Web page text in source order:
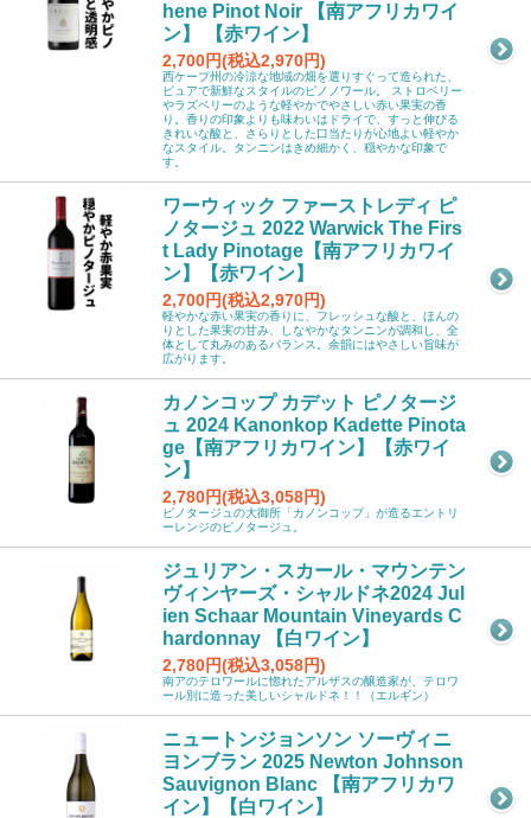
hene Pinot Noir 【南アフリカワイ
ン】 【赤ワイン】
2,700円(税込2,970円)
西ケープ州の冷涼な地域の畑を選りすぐって造られた、
ピュアで新鮮なスタイルのピノノワール。 ストロベリー
やラズベリーのような軽やかでやさしい赤い果実の香
り。香りの印象よりも味わいはドライで、すっと伸びる
きれいな酸と、さらりとした口当たりが心地よい軽やか
なスタイル。タンニンはきめ細かく、穏やかな印象で
す。
ワーウィック ファーストレディ ピ
ノタージュ 2022 Warwick The Firs
t Lady Pinotage【南アフリカワイ
ン】【赤ワイン】
2,700円(税込2,970円)
軽やかな赤い果実の香りに、フレッシュな酸と、ほんの
りとした果実の甘み、しなやかなタンニンが調和し、全
体として丸みのあるバランス。余韻にはやさしい旨味が
広がります。
カノンコップ カデット ピノタージ
ュ 2024 Kanonkop Kadette Pinota
ge【南アフリカワイン】【赤ワイ
ン】
2,780円(税込3,058円)
ピノタージュの大御所「カノンコップ」が造るエントリ
ーレンジのピノタージュ。
ジュリアン・スカール・マウンテン
ヴィンヤーズ・シャルドネ2024 Jul
ien Schaar Mountain Vineyards C
hardonnay 【白ワイン】
2,780円(税込3,058円)
南アのテロワールに惚れたアルザスの醸造家が、テロワ
ール別に造った美しいシャルドネ！！（エルギン）
ニュートンジョンソン ソーヴィニ
ヨンブラン 2025 Newton Johnson
Sauvignon Blanc 【南アフリカワ
イン】【白ワイン】